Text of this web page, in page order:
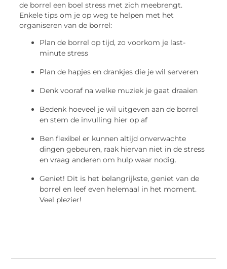
de borrel een boel stress met zich meebrengt.
Enkele tips om je op weg te helpen met het
organiseren van de borrel:
Plan de borrel op tijd, zo voorkom je last-
minute stress
Plan de hapjes en drankjes die je wil serveren
Denk vooraf na welke muziek je gaat draaien
Bedenk hoeveel je wil uitgeven aan de borrel
en stem de invulling hier op af
Ben flexibel er kunnen altijd onverwachte
dingen gebeuren, raak hiervan niet in de stress
en vraag anderen om hulp waar nodig.
Geniet! Dit is het belangrijkste, geniet van de
borrel en leef even helemaal in het moment.
Veel plezier!